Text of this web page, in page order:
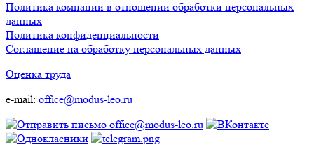
Политика компании в отношении обработки персональных
данных
Политика конфиденциальности
Соглашение на обработку персональных данных
Оценка труда
e-mail: office@modus-leo.ru